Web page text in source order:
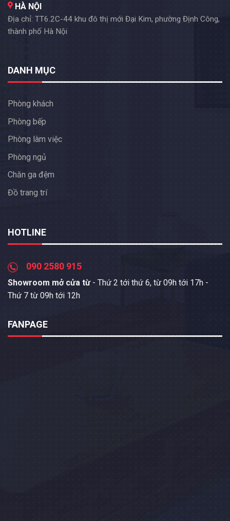
HÀ NỘI
Địa chỉ: TT6.2C-44 khu đô thị mới Đại Kim, phường Định Công,
thành phố Hà Nội
DANH MỤC
Phòng khách
Phòng bếp
Phòng làm việc
Phòng ngủ
Chăn ga đệm
Đồ trang trí
HOTLINE
090 2580 915
Showroom mở cửa từ - Thứ 2 tới thứ 6, từ 09h tới 17h -
Thứ 7 từ 09h tới 12h
FANPAGE